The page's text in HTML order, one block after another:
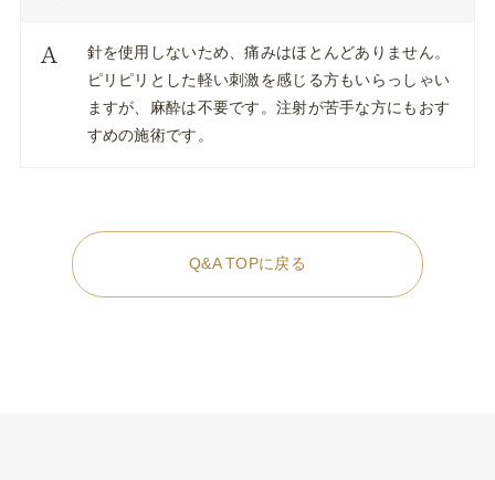
針を使用しないため、痛みはほとんどありません。
ピリピリとした軽い刺激を感じる方もいらっしゃい
ますが、麻酔は不要です。注射が苦手な方にもおす
すめの施術です。
Q&A TOPに戻る